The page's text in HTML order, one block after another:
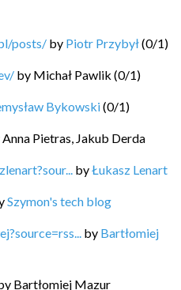
posts/ by Piotr Przybył(0/1)
by Michał Pawlik (0/1)
Bykowski(0/1)
Anna Pietras, Jakub Derda
byŁukasz Lenart
Szymon's tech blog
by Bartłomiej
Bartłomiej Mazur